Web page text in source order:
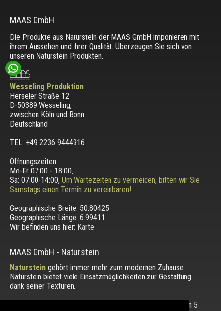
MAAS GmbH
Die Produkte aus Naturstein der MAAS GmbH imponieren mit
ihrem Aussehen und ihrer Qualität. Überzeugen Sie sich von
unseren Naturstein Produkten.
Wesseling Produktion
Herseler Straße 12
D-50389 Wesseling,
zwischen Köln und Bonn
Deutschland
TEL: +49 2236 9444916
Öffnungszeiten:
Mo-Fr 07:00 - 18:00,
Sa: 07:00-14:00, Um Wartezeiten zu vermeiden, bitten wir Sie
Samstags einen Termin zu vereinbaren!
Geographische Breite: 50.80425
Geographische Länge: 6.99411
Wir befinden uns hier: Karte
MAAS GmbH - Naturstein
Natursteingehört immer mehr zum modernen Zuhause.
Naturstein bietet viele Einsatzmöglichkeiten zur Gestaltung
dank seiner Texturen.
Die Bewertung unserer Kunden mit einem Durchschnitt von 5